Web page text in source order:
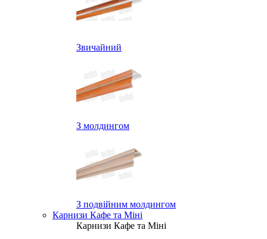
Звичайний
З молдингом
З подвійним молдингом
Карнизи Кафе та Міні
Карнизи Кафе та Міні